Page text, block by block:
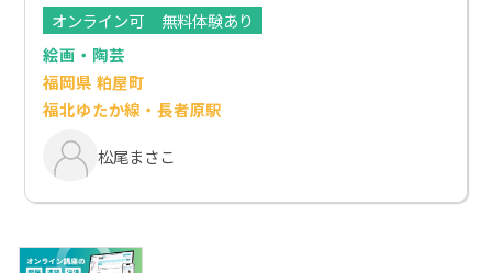
オンライン可
無料体験あり
絵画・陶芸
福岡県 粕屋町
福北ゆたか線・長者原駅
松尾まさこ